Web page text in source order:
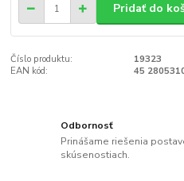
Pridať do
Číslo produktu:
19323
EAN kód:
45
Odbornosť
Prinášame riešenia
skúsenostiach.